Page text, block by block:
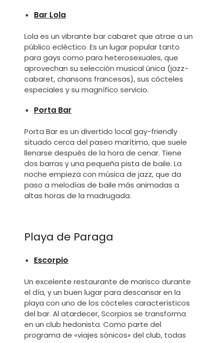
Bar Lola
Lola es un vibrante bar cabaret que atrae a un
público ecléctico. Es un lugar popular tanto
para gays como para heterosexuales, que
aprovechan su selección musical única (jazz-
cabaret, chansons francesas), sus cócteles
especiales y su magnífico servicio.
Porta Bar
Porta Bar es un divertido local gay-friendly
situado cerca del paseo marítimo, que suele
llenarse después de la hora de cenar. Tiene
dos barras y una pequeña pista de baile. La
noche empieza con música de jazz, que da
paso a melodías de baile más animadas a
altas horas de la madrugada.
Playa de Paraga
Escorpio
Un excelente restaurante de marisco durante
el día, y un buen lugar para descansar en la
playa con uno de los cócteles característicos
del bar. Al atardecer, Scorpios se transforma
en un club hedonista. Como parte del
programa de «viajes sónicos» del club, todas